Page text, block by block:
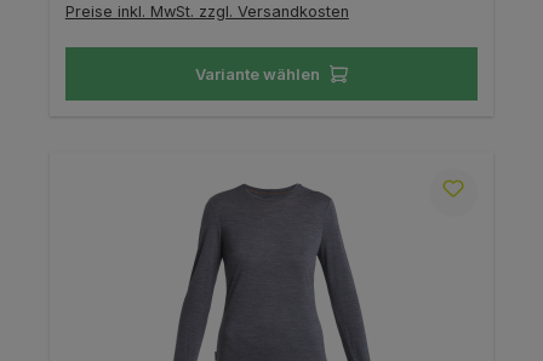
Preise inkl. MwSt. zzgl. Versandkosten
Variante wählen